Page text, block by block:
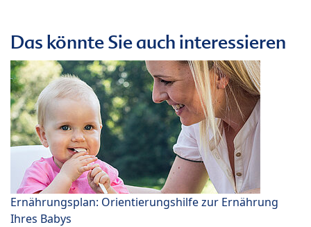
Das könnte Sie auch interessieren
Ernährungsplan: Orientierungshilfe zur Ernährung
Ihres Babys